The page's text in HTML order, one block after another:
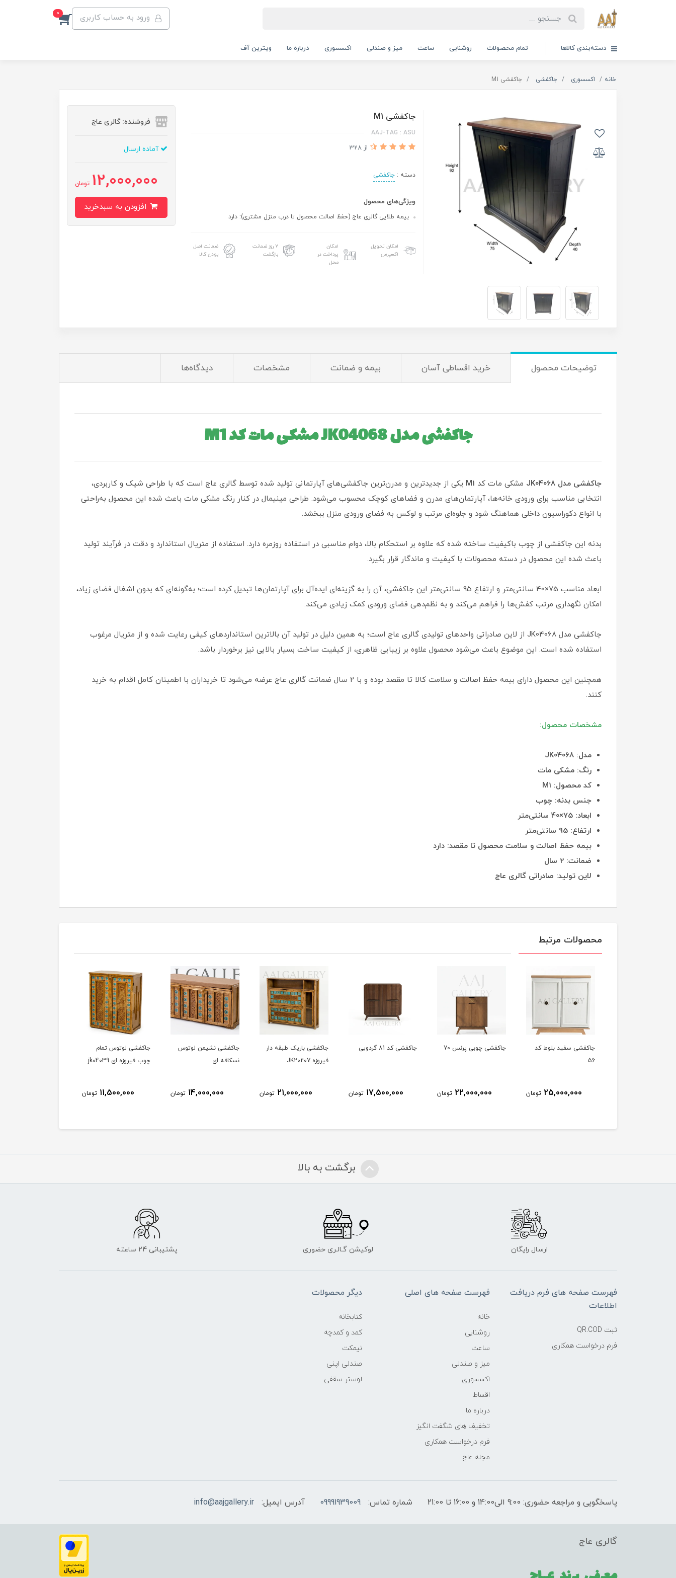
ورود به حساب کاربری 0
دسته‌بندی کالاها تمام محصولات روشنایی ساعت میز و صندلی اکسسوری درباره ما ویترین آف
خانه اکسسوری جاکفشی جاکفشی M1
جاکفشی M1
AAJ-TAG : ASU
از 328
دسته :جاکفشی
ویژگی‌های محصول
بیمه طلایی گالری عاج (حفظ اصالت محصول تا درب منزل مشتری): دارد
امکان تحویل
اکسپرس
امکان
پرداخت در
محل
۷ روز ضمانت
بازگشت
ضمانت اصل
بودن کالا
فروشنده: گالری عاج
آماده ارسال
12,000,000 تومان
توضیحات محصول خرید اقساطی آسان بیمه و ضمانت مشخصات دیدگاه‌ها
جاکفشی مدل JK04068 مشکی مات کد M1
جاکفشی مدل JK04068 مشکی مات کد M1 یکی از جدیدترین و مدرن‌ترین جاکفشی‌های آپارتمانی تولید شده توسط گالری عاج است که با طراحی شیک و کاربردی،
انتخابی مناسب برای ورودی خانه‌ها، آپارتمان‌های مدرن و فضاهای کوچک محسوب می‌شود. طراحی مینیمال در کنار رنگ مشکی مات باعث شده این محصول به‌راحتی
با انواع دکوراسیون داخلی هماهنگ شود و جلوه‌ای مرتب و لوکس به فضای ورودی منزل ببخشد.
بدنه این جاکفشی از چوب باکیفیت ساخته شده که علاوه بر استحکام بالا، دوام مناسبی در استفاده روزمره دارد. استفاده از متریال استاندارد و دقت در فرآیند تولید
باعث شده این محصول در دسته محصولات با کیفیت و ماندگار قرار بگیرد.
ابعاد مناسب 75×40 سانتی‌متر و ارتفاع 95 سانتی‌متر این جاکفشی، آن را به گزینه‌ای ایده‌آل برای آپارتمان‌ها تبدیل کرده است؛ به‌گونه‌ای که بدون اشغال فضای زیاد،
امکان نگهداری مرتب کفش‌ها را فراهم می‌کند و به نظم‌دهی فضای ورودی کمک زیادی می‌کند.
جاکفشی مدل JK04068 از لاین صادراتی واحدهای تولیدی گالری عاج است؛ به همین دلیل در تولید آن بالاترین استانداردهای کیفی رعایت شده و از متریال مرغوب
استفاده شده است. این موضوع باعث می‌شود محصول علاوه بر زیبایی ظاهری، از کیفیت ساخت بسیار بالایی نیز برخوردار باشد.
همچنین این محصول دارای بیمه حفظ اصالت و سلامت کالا تا مقصد بوده و با 2 سال ضمانت گالری عاج عرضه می‌شود تا خریداران با اطمینان کامل اقدام به خرید
کنند.
مشخصات محصول:
مدل: JK04068
رنگ: مشکی مات
کد محصول: M1
جنس بدنه: چوب
ابعاد: 75×40 سانتی‌متر
ارتفاع: 95 سانتی‌متر
بیمه حفظ اصالت و سلامت محصول تا مقصد: دارد
ضمانت: 2 سال
لاین تولید: صادراتی گالری عاج
محصولات مرتبط
جاکفشی سفید بلوط کد
56
25,000,000 تومان
جاکفشی چوبی پرنس 70
22,000,000 تومان
جاکفشی کد 81 گردویی
17,500,000 تومان
جاکفشی باریک طبقه‌ دار
فیروزه JK20207
21,000,000 تومان
جاکفشی نشیمن لوتوس
نسکافه ای
14,000,000 تومان
جاکفشی لوتوس تمام
چوب فیروزه ای jk04039
11,500,000 تومان
برگشت به بالا
ارسال رایگان لوکیشن گـالـری حضوری پشتیبانی 24 ساعته
فهرست صفحه های فرم دریافت
اطلاعات
ثبت QR.COD
فرم درخواست همکاری
فهرست صفحه های اصلی
خانه
روشنایی
ساعت
میز و صندلی
اکسسوری
اقساط
درباره ما
تخفیف های شگفت انگیز
فرم درخواست همکاری
مجله عاج
دیگر محصولات
کتابخانه
کمد و کمدچه
نیمکت
صندلی اپنی
لوستر سقفی
پاسخگویی و مراجعه حضوری: 9:00 الی14:00 و 16:00 تا 21:00 شماره تماس: 09991939009 آدرس ایمیل: info@aajgallery.ir
گالری عاج